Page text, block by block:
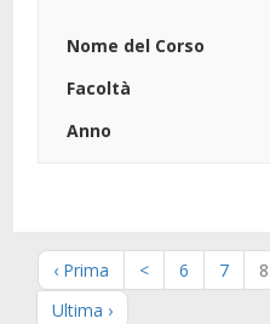
‹ Prima < 6 7 8
Ultima ›